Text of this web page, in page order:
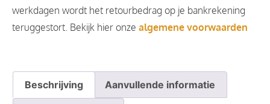
werkdagen wordt het retourbedrag op je bankrekening
teruggestort. Bekijk hier onze algemene voorwaarden
Beschrijving Aanvullende informatie